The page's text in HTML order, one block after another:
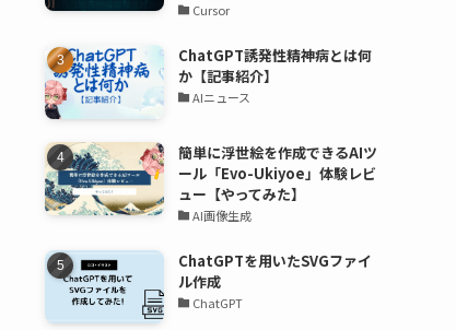
Cursor
ChatGPT誘発性精神病とは何
か【記事紹介】
AIニュース
簡単に浮世絵を作成できるAIツ
ール「Evo-Ukiyoe」体験レビ
ュー【やってみた】
AI画像生成
ChatGPTを用いたSVGファイ
ル作成
ChatGPT